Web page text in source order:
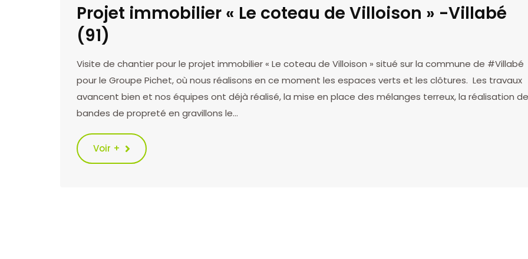
Projet immobilier « Le coteau de Villoison » -Villabé
(91)
Visite de chantier pour le projet immobilier « Le coteau de Villoison » situé sur la commune de #Villabé
pour le Groupe Pichet, où nous réalisons en ce moment les espaces verts et les clôtures. Les travaux
avancent bien et nos équipes ont déjà réalisé, la mise en place des mélanges terreux, la réalisation
bandes de propreté en gravillons le…
Voir +